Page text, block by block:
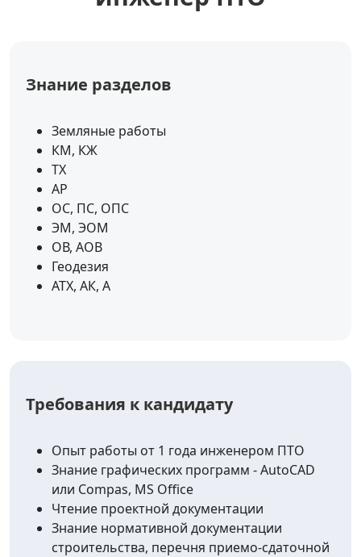
Знание разделов
Земляные работы
КМ, КЖ
ТХ
АР
ОС, ПС, ОПС
ЭМ, ЭОМ
ОВ, АОВ
Геодезия
АТХ, АК, А
Требования к кандидату
Опыт работы от 1 года инженером ПТО
Знание графических программ - AutoCAD
или Compas, MS Office
Чтение проектной документации
Знание нормативной документации
строительства, перечня приемо-сдаточной